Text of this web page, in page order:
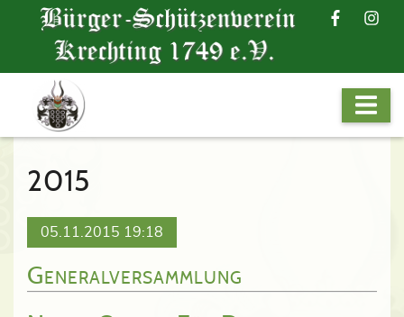
2015
05.11.2015 19:18
Generalversammlung